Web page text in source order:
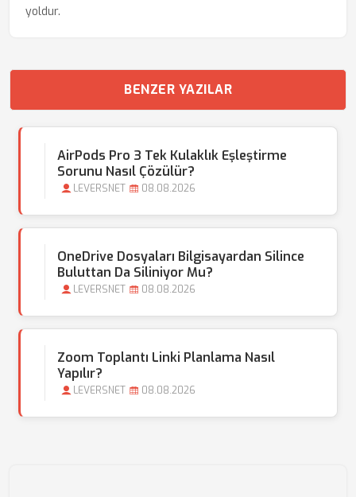
yoldur.
BENZER YAZILAR
AirPods Pro 3 Tek Kulaklık Eşleştirme
Sorunu Nasıl Çözülür?
LEVERSNET 08.08.2026
OneDrive Dosyaları Bilgisayardan Silince
Buluttan Da Siliniyor Mu?
LEVERSNET 08.08.2026
Zoom Toplantı Linki Planlama Nasıl
Yapılır?
LEVERSNET 08.08.2026